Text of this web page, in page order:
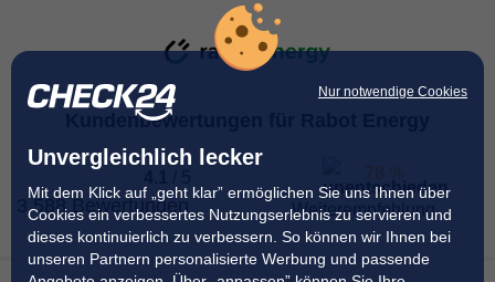
Nur notwendige Cookies
Unvergleichlich lecker
Mit dem Klick auf „geht klar” ermöglichen Sie uns Ihnen über
Cookies ein verbessertes Nutzungserlebnis zu servieren und
dieses kontinuierlich zu verbessern. So können wir Ihnen bei
unseren Partnern personalisierte Werbung und passende
Kundenbewertungen für Rabot Energy
3.588 Bewertungen
Weiterempfehlung
78 % der Kundenhaben angegeben, dass sie ihren